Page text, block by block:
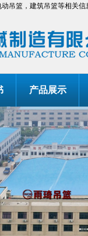
动吊篮，建筑吊篮等相关
产品展示